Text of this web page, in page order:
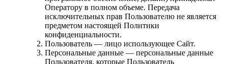
Оператору в полном объеме. Передача
исключительных прав Пользователю не является
предметом настоящей Политики
конфиденциальности.
Пользователь — лицо использующее Сайт.
Персональные данные — персональные данные
Пользователя, которые Пользователь